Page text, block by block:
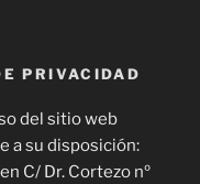
PRIVACIDAD
del sitio web
a su disposición:
C/ Dr. Cortezo nº